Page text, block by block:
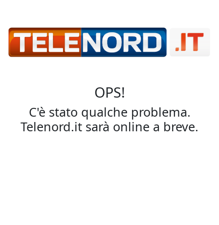
OPS!
C'è stato qualche problema.
Telenord.it sarà online a breve.